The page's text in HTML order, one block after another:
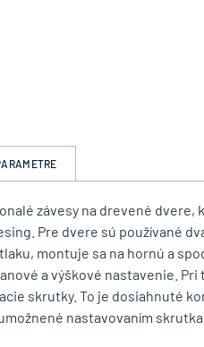
závesy na drevené
Pre dvere sú používané
montuje sa na hornú a
a výškové nastavenie.
skrutky. To je dosiahnuté
nastavovaním